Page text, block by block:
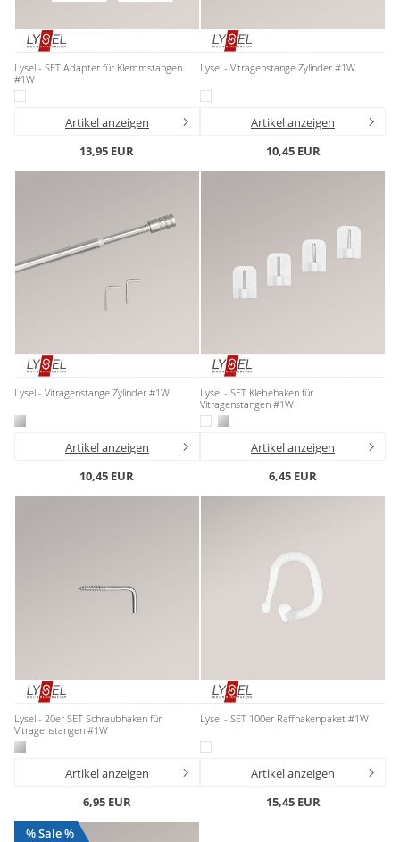
Lysel - SET Adapter für Klemmstangen
#1W
Artikel anzeigen
13,95 EUR
Lysel - Vitragenstange Zylinder #1W
Artikel anzeigen
10,45 EUR
Lysel - Vitragenstange Zylinder #1W
Artikel anzeigen
10,45 EUR
Lysel - SET Klebehaken für
Vitragenstangen #1W
Artikel anzeigen
6,45 EUR
Lysel - 20er SET Schraubhaken für
Vitragenstangen #1W
Artikel anzeigen
6,95 EUR
Lysel - SET 100er Raffhakenpaket #1W
Artikel anzeigen
15,45 EUR
% Sale %